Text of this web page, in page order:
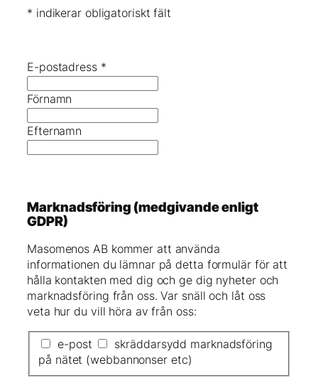
* indikerar obligatoriskt fält
E-postadress *
Förnamn
Efternamn
Marknadsföring (medgivande enligt
GDPR)
Masomenos AB kommer att använda
informationen du lämnar på detta formulär för att
hålla kontakten med dig och ge dig nyheter och
marknadsföring från oss. Var snäll och låt oss
veta hur du vill höra av från oss:
e-post
skräddarsydd marknadsföring
på nätet (webbannonser etc)